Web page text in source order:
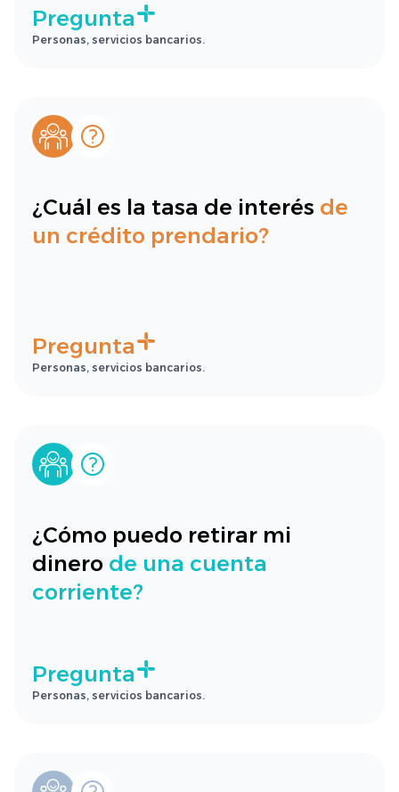
Pregunta
Personas, servicios bancarios.
¿Cuál es la tasa de interés de
un crédito prendario?
Pregunta
Personas, servicios bancarios.
¿Cómo puedo retirar mi
dinero de una cuenta
corriente?
Pregunta
Personas, servicios bancarios.